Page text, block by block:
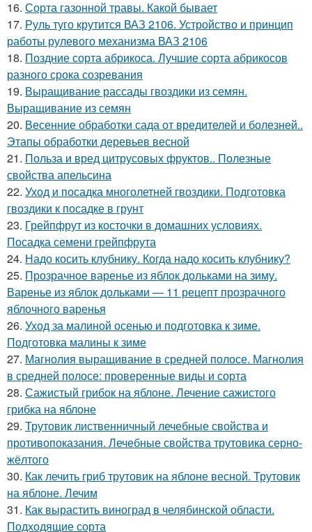
16. Сорта газонной травы. Какой бывает
17. Руль туго крутится ВАЗ 2106. Устройство и принцип
работы рулевого механизма ВАЗ 2106
18. Поздние сорта абрикоса. Лучшие сорта абрикосов
разного срока созревания
19. Выращивание рассады гвоздики из семян.
Выращивание из семян
20. Весенние обработки сада от вредителей и болезней..
Этапы обработки деревьев весной
21. Польза и вред цитрусовых фруктов.. Полезные
свойства апельсина
22. Уход и посадка многолетней гвоздики. Подготовка
гвоздики к посадке в грунт
23. Грейпфрут из косточки в домашних условиях.
Посадка семени грейпфрута
24. Надо косить клубнику. Когда надо косить клубнику?
25. Прозрачное варенье из яблок дольками на зиму.
Варенье из яблок дольками — 11 рецепт прозрачного
яблочного варенья
26. Уход за малиной осенью и подготовка к зиме.
Подготовка малины к зиме
27. Магнолия выращивание в средней полосе. Магнолия
в средней полосе: проверенные виды и сорта
28. Сажистый грибок на яблоне. Лечение сажистого
грибка на яблоне
29. Трутовик лиственничный лечебные свойства и
противопоказания. Лечебные свойства трутовика серно-
жёлтого
30. Как лечить гриб трутовик на яблоне весной. Трутовик
на яблоне. Лечим
31. Как вырастить виноград в челябинской области.
Подходящие сорта